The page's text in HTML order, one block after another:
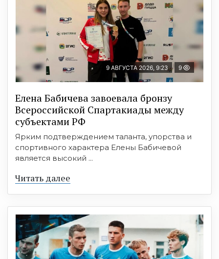
9 АВГУСТА 2026, 9:23 9
Елена Бабичева завоевала бронзу
Всероссийской Спартакиады между
субъектами РФ
Ярким подтверждением таланта, упорства и
спортивного характера Елены Бабичевой
является высокий ...
Читать далее